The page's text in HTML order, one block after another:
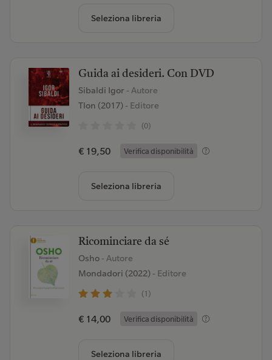
Seleziona libreria
Guida ai desideri. Con DVD
Sibaldi Igor - Autore
Tlon (2017)- Editore
(0)
€ 19,50 Verifica disponibilità
Seleziona libreria
Ricominciare da sé
Osho - Autore
Mondadori (2022)- Editore
(1)
€ 14,00 Verifica disponibilità
Seleziona libreria